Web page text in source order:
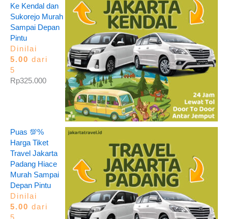
Ke Kendal dan
Sukorejo Murah
Sampai Depan
Pintu
Dinilai
5.00 dari
5
Rp325.000
Puas 💯%
Harga Tiket
Travel Jakarta
Padang Hiace
Murah Sampai
Depan Pintu
Dinilai
5.00 dari
5